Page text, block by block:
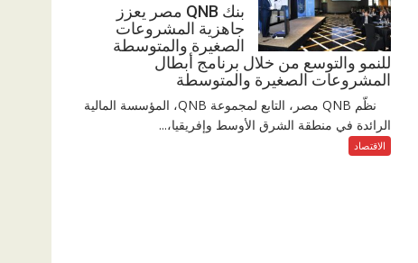
بنك QNB مصر يعزز
جاهزية المشروعات
الصغيرة والمتوسطة
للنمو والتوسع من خلال برنامج أبطال
المشروعات الصغيرة والمتوسطة
نظّم QNB مصر، التابع لمجموعة QNB، المؤسسة المالية
الرائدة في منطقة الشرق الأوسط وإفريقيا،...
الاقتصاد